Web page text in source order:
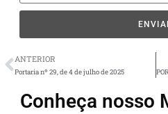
ANTERIOR
Portaria nº 29, de 4 de julho de 2025
Conheça nosso